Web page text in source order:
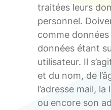
traitées leurs
personnel.
comme
données étant
utilisateur. Il
et du nom, de
l’adresse mail,
ou encore son